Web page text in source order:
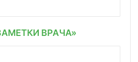
ВРАЧА»